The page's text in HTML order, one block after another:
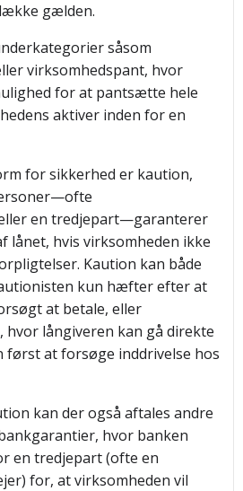
gælden.
såsom
virksomhedspant, hvor
for at pantsætte hele
aktiver inden for en
for sikkerhed er kaution,
en tredjepart—garanterer
lånet, hvis virksomheden ikke
Kaution kan både
kun hæfter efter at
at betale, eller
hvor långiveren kan gå direkte
først at forsøge inddrivelse hos
kan der også aftales andre
hvor banken
en tredjepart (ofte en
for, at virksomheden vil